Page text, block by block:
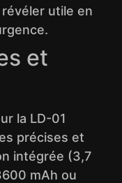
utile en
et
la LD-01
précises et
intégrée (3,7
mAh ou